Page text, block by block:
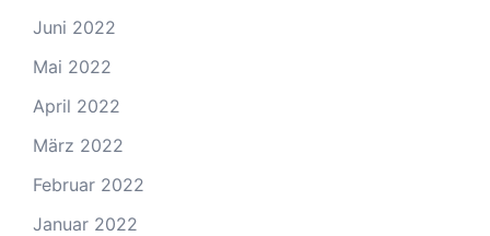
Juni 2022
Mai 2022
April 2022
März 2022
Februar 2022
Januar 2022